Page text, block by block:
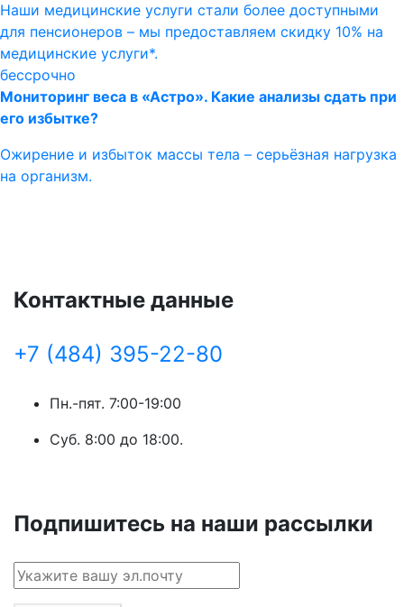
Наши медицинские услуги стали более доступными
для пенсионеров – мы предоставляем скидку 10% на
медицинские услуги*.
бессрочно
Мониторинг веса в «Астро». Какие анализы сдать при
его избытке?
Ожирение и избыток массы тела – серьёзная нагрузка
на организм.
Контактные данные
+7 (484) 395-22-80
Пн.-пят. 7:00-19:00
Суб. 8:00 до 18:00.
Подпишитесь на наши рассылки